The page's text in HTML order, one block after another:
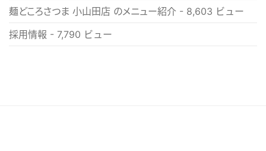
麺どころさつま 小山田店 のメニュー紹介 - 8,603 ビュー
採用情報 - 7,790 ビュー